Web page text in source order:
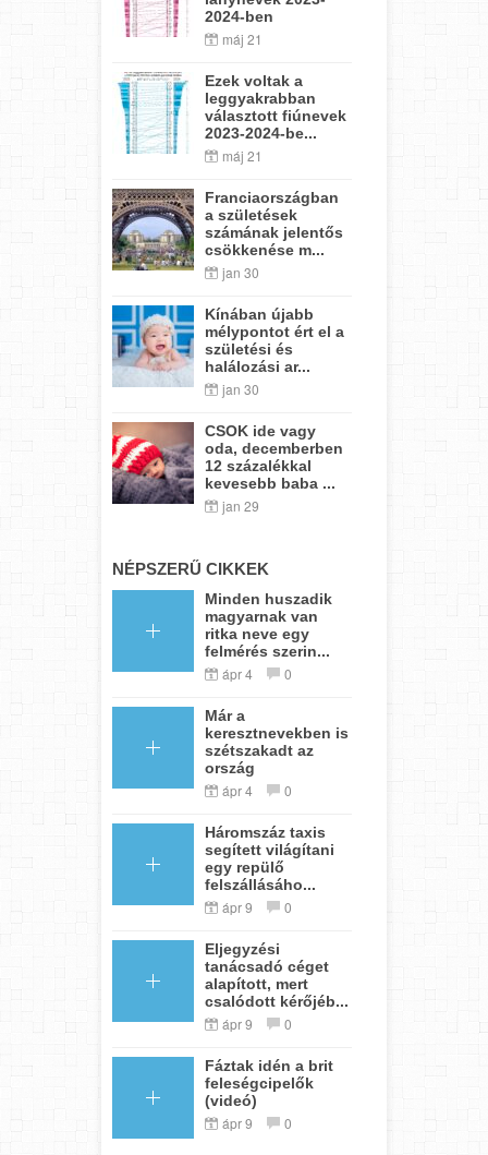
2024-ben
máj 21
Ezek voltak a
leggyakrabban
választott fiúnevek
2023-2024-be...
máj 21
Franciaországban
a születések
számának jelentős
csökkenése m...
jan 30
Kínában újabb
mélypontot ért el a
születési és
halálozási ar...
jan 30
CSOK ide vagy
oda, decemberben
12 százalékkal
kevesebb baba ...
jan 29
NÉPSZERŰ CIKKEK
Minden huszadik
magyarnak van
ritka neve egy
felmérés szerin...
ápr 4 0
Már a
keresztnevekben is
szétszakadt az
ország
ápr 4 0
Háromszáz taxis
segített világítani
egy repülő
felszállásáho...
ápr 9 0
Eljegyzési
tanácsadó céget
alapított, mert
csalódott kérőjéb...
ápr 9 0
Fáztak idén a brit
feleségcipelők
(videó)
ápr 9 0